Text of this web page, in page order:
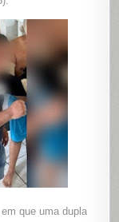
que uma dupla